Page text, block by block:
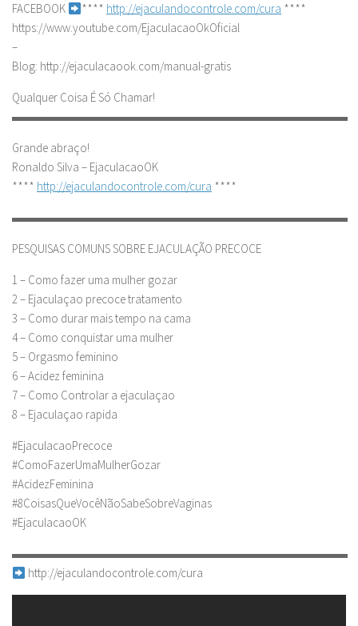
FACEBOOK **** http://ejaculandocontrole.com/cura ****
https://www.youtube.com/EjaculacaoOkOficial
–
Blog: http://ejaculacaook.com/manual-gratis
Qualquer Coisa É Só Chamar!
▬▬▬▬▬▬▬▬▬▬▬▬▬▬▬▬▬▬▬▬▬▬▬▬▬▬▬▬
Grande abraço!
Ronaldo Silva – EjaculacaoOK
**** http://ejaculandocontrole.com/cura ****
▬▬▬▬▬▬▬▬▬▬▬▬▬▬▬▬▬▬▬▬▬▬▬▬▬▬▬▬
PESQUISAS COMUNS SOBRE EJACULAÇÃO PRECOCE
1 – Como fazer uma mulher gozar
2 – Ejaculaçao precoce tratamento
3 – Como durar mais tempo na cama
4 – Como conquistar uma mulher
5 – Orgasmo feminino
6 – Acidez feminina
7 – Como Controlar a ejaculaçao
8 – Ejaculaçao rapida
#EjaculacaoPrecoce
#ComoFazerUmaMulherGozar
#AcidezFeminina
#8CoisasQueVocêNãoSabeSobreVaginas
#EjaculacaoOK
▬▬▬▬▬▬▬▬▬▬▬▬▬▬▬▬▬▬▬▬▬▬▬▬▬▬▬▬
http://ejaculandocontrole.com/cura